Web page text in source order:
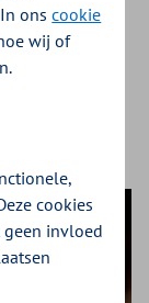
tegen
In onscookie
wij of
cookies
invloed